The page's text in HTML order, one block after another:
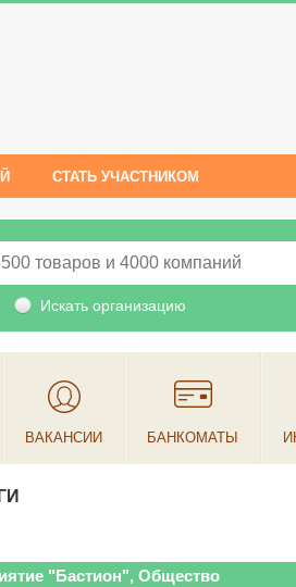
СТАТЬ УЧАСТНИКОМ
Искать организацию
ВАКАНСИИ БАНКОМАТЫ
"Бастион", Общество